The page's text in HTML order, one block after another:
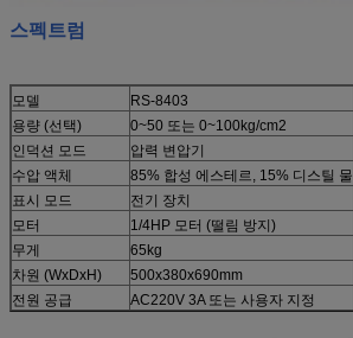
스펙트럼
모델
RS-8403
용량 (선택)
0~50 또는 0~100kg/cm2
인덕션 모드
압력 변압기
수압 액체
85% 합성 에스테르, 15% 디스틸 물
표시 모드
전기 장치
모터
1/4HP 모터 (떨림 방지)
무게
65kg
차원 (WxDxH)
500x380x690mm
전원 공급
AC220V 3A 또는 사용자 지정